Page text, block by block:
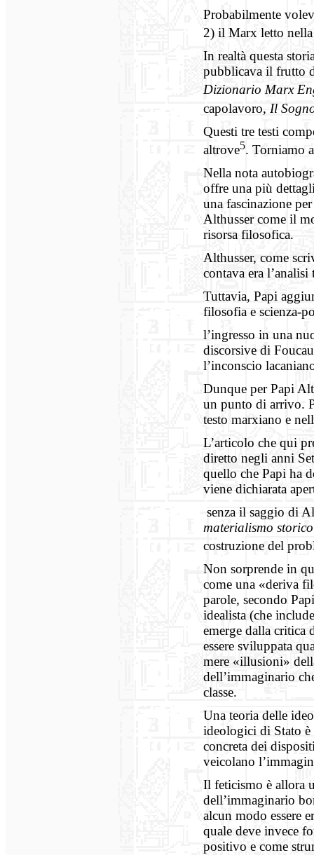
Probabilmente
2) il Marx letto
In realtà questa
pubblicava il frutto
Dizionario Marx
capolavoro, Il
Questi tre testi
altrove5. Torniamo
Nella nota
offre una più
una fascinazione
Althusser come il
risorsa filosofica.
Althusser, come
contava era
Tuttavia, Papi
filosofia e scienza-
l’ingresso in una
discorsive di
l’inconscio
Dunque per Papi
un punto di arrivo.
testo marxiano e
L’articolo che qui
diretto negli anni
quello che Papi ha
viene dichiarata
senza il saggio di
materialismo storico
costruzione del
Non sorprende in
come una «deriva
parole, secondo
idealista (che
emerge dalla critica
essere sviluppata
mere «illusioni»
dell’immaginario
classe.
Una teoria delle
ideologici di Stato è
concreta dei
veicolano
Il feticismo è allora
dell’immaginario
alcun modo essere
quale deve invece
positivo e come